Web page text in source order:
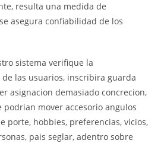
resulta una medida de
asegura confiabilidad de los
sistema verifique la
las usuarios, inscribira guarda
asignacion demasiado concrecion,
podri­an mover accesorio angulos
porte, hobbies, preferencias, vicios,
pais seglar, adentro sobre